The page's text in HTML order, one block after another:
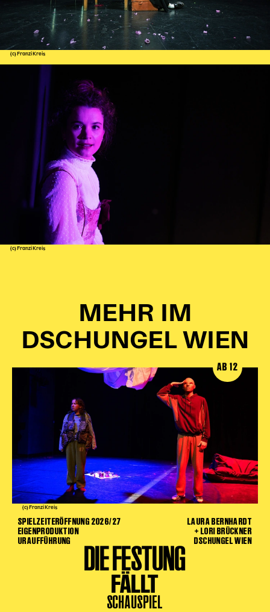
(c) Franzi Kreis
(c) Franzi Kreis
MEHR IM
DSCHUNGEL WIEN
(c) Franzi Kreis
AB 12
SPIELZEITERÖFFNUNG 2026/27
EIGENPRODUKTION
URAUFFÜHRUNG
LAURA BERNHARDT
+ LORI BRÜCKNER
DSCHUNGEL WIEN
DIE FESTUNG
FÄLLT
SCHAUSPIEL